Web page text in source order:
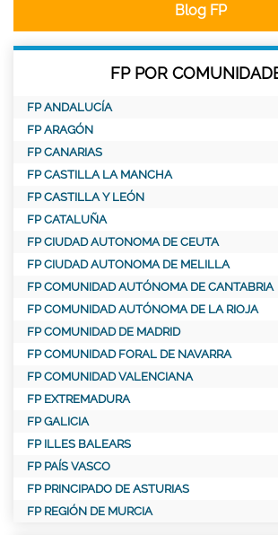
Blog FP
FP POR
FP ANDALUCÍA
FP ARAGÓN
FP CANARIAS
FP CASTILLA LA MANCHA
FP CASTILLA Y LEÓN
FP CATALUÑA
FP CIUDAD AUTONOMA DE CEUTA
FP CIUDAD AUTONOMA DE MELILLA
FP COMUNIDAD AUTÓNOMA DE CANTABRIA
FP COMUNIDAD AUTÓNOMA DE LA RIOJA
FP COMUNIDAD DE MADRID
FP COMUNIDAD FORAL DE NAVARRA
FP COMUNIDAD VALENCIANA
FP EXTREMADURA
FP GALICIA
FP ILLES BALEARS
FP PAÍS VASCO
FP PRINCIPADO DE ASTURIAS
FP REGIÓN DE MURCIA